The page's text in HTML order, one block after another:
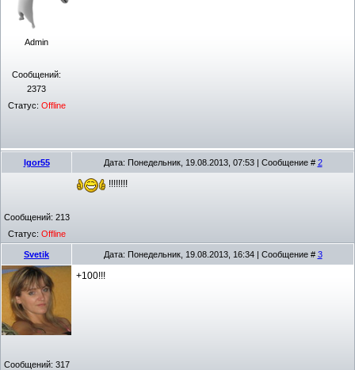
Admin
Сообщений:
2373
Статус: Offline
Igor55 Дата: Понедельник, 19.08.2013, 07:53 | Сообщение # 2
Сообщений: 213
Статус: Offline
!!!!!!!!
Svetik Дата: Понедельник, 19.08.2013, 16:34 | Сообщение # 3
Сообщений: 317
+100!!!